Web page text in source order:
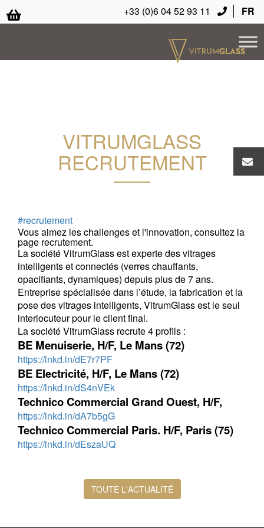
+33 (0)6 04 52 93 11 FR
VITRUMGLASS
RECRUTEMENT
#recrutement
Vous aimez les challenges et l'innovation, consultez la
page recrutement.
La société VitrumGlass est experte des vitrages
intelligents et connectés (verres chauffants,
opacifiants, dynamiques) depuis plus de 7 ans.
Entreprise spécialisée dans l’étude, la fabrication et la
pose des vitrages intelligents, VitrumGlass est le seul
interlocuteur pour le client final.
La société VitrumGlass recrute 4 profils :
BE Menuiserie, H/F, Le Mans (72)
https://lnkd.in/dE7r7PF
BE Electricité, H/F, Le Mans (72)
https://lnkd.in/dS4nVEk
Technico Commercial Grand Ouest, H/F,
https://lnkd.in/dA7b5gG
Technico Commercial Paris. H/F, Paris (75)
https://lnkd.in/dEszaUQ
TOUTE L'ACTUALITÉ